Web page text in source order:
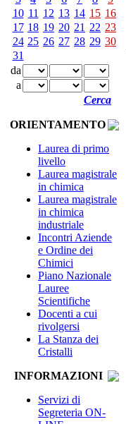
10 11 12 13 14 15 16
17 18 19 20 21 22 23
24 25 26 27 28 29 30
31
da
a
Cerca
ORIENTAMENTO
Laurea di primo
livello
Laurea magistrale
in chimica
Laurea magistrale
in chimica
industriale
Incontri Aziende
e Ordine dei
Chimici
Piano Nazionale
Lauree
Scientifiche
Docenti a cui
rivolgersi
La Stanza dei
Cristalli
INFORMAZIONI
Servizi di
Segreteria ON-